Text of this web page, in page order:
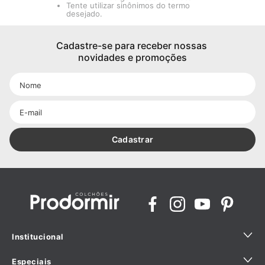
Tente utilizar sinônimos do termo
desejado.
Cadastre-se para receber nossas
novidades e promoções
Cadastrar
Institucional
Especiais